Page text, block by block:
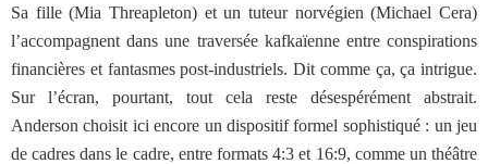
Sa fille (Mia Threapleton) et un tuteur norvégien (Michael Cera)
l’accompagnent dans une traversée kafkaïenne entre conspirations
financières et fantasmes post-industriels. Dit comme ça, ça intrigue.
Sur l’écran, pourtant, tout cela reste désespérément abstrait.
Anderson choisit ici encore un dispositif formel sophistiqué : un jeu
de cadres dans le cadre, entre formats 4:3 et 16:9, comme un théâtre